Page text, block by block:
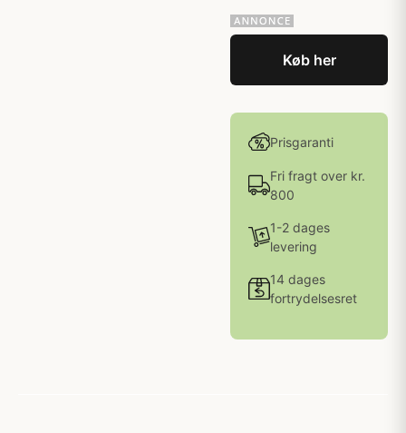
Køb her
Prisgaranti
Fri fragt over kr.
800
1-2 dages
levering
14 dages
fortrydelsesret